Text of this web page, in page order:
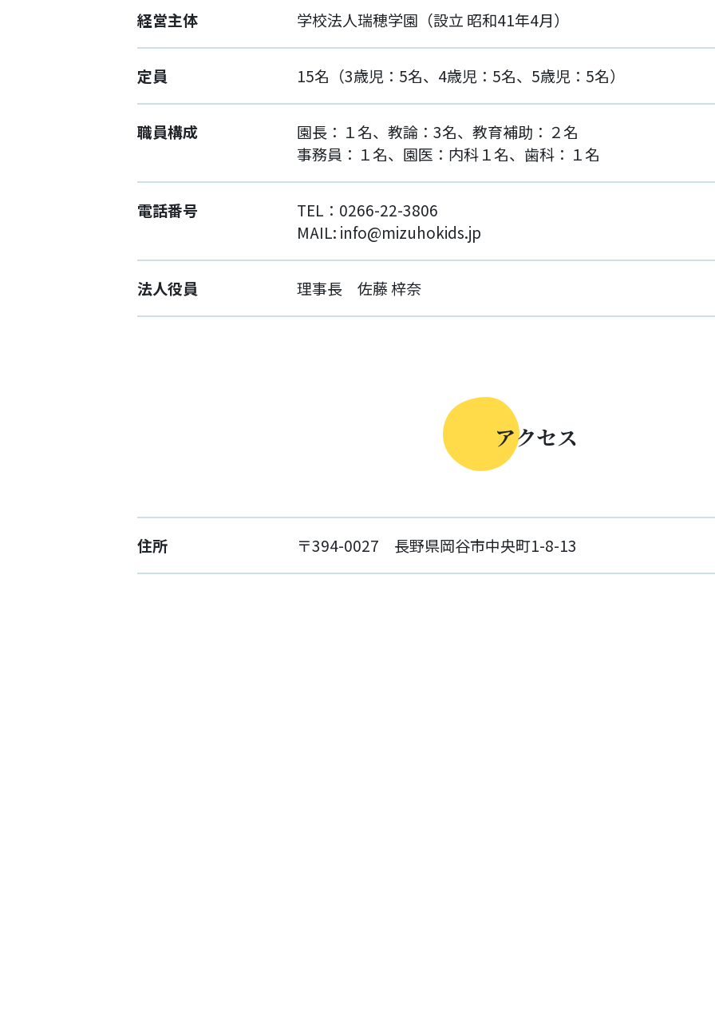
経営主体 学校法人瑞穂学園（設立 昭和41年4月）
定員 15名（3歳児：5名、4歳児：5名、5歳児：5名）
職員構成 園長：１名、 教論：3名、教育補助：２名
事務員：１名、園医：内科１名、歯科：１名
電話番号
TEL：0266-22-3806
MAIL: info@mizuhokids.jp
法人役員 理事長 佐藤 梓奈
アクセス
住所 〒394-0027 長野県岡谷市中央町1-8-13